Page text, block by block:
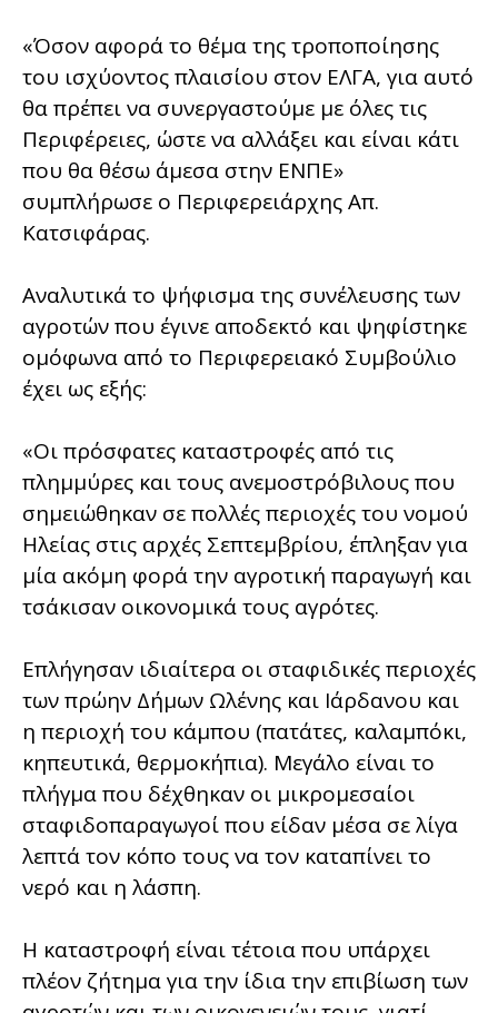
«Όσον αφορά το θέμα της τροποποίησης
του ισχύοντος πλαισίου στον ΕΛΓΑ, για αυτό
θα πρέπει να συνεργαστούμε με όλες τις
Περιφέρειες, ώστε να αλλάξει και είναι κάτι
που θα θέσω άμεσα στην ΕΝΠΕ»
συμπλήρωσε ο Περιφερειάρχης Απ.
Κατσιφάρας.
Αναλυτικά το ψήφισμα της συνέλευσης των
αγροτών που έγινε αποδεκτό και ψηφίστηκε
ομόφωνα από το Περιφερειακό Συμβούλιο
έχει ως εξής:
«Οι πρόσφατες καταστροφές από τις
πλημμύρες και τους ανεμοστρόβιλους που
σημειώθηκαν σε πολλές περιοχές του νομού
Ηλείας στις αρχές Σεπτεμβρίου, έπληξαν για
μία ακόμη φορά την αγροτική παραγωγή και
τσάκισαν οικονομικά τους αγρότες.
Επλήγησαν ιδιαίτερα οι σταφιδικές περιοχές
των πρώην Δήμων Ωλένης και Ιάρδανου και
η περιοχή του κάμπου (πατάτες, καλαμπόκι,
κηπευτικά, θερμοκήπια). Μεγάλο είναι το
πλήγμα που δέχθηκαν οι μικρομεσαίοι
σταφιδοπαραγωγοί που είδαν μέσα σε λίγα
λεπτά τον κόπο τους να τον καταπίνει το
νερό και η λάσπη.
Η καταστροφή είναι τέτοια που υπάρχει
πλέον ζήτημα για την ίδια την επιβίωση των